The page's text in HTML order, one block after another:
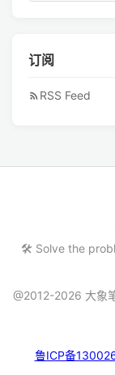
订阅
RSS Feed
🛠️ Solve the
@2012-2026 大象
鲁ICP备